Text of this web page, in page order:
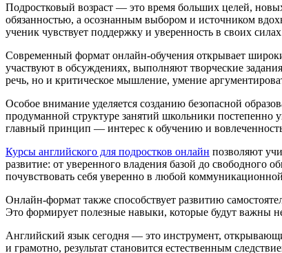
Подростковый возраст — это время больших целей,
обязанностью, а осознанным выбором и источником
ученик чувствует поддержку и уверенность в своих
Современный формат онлайн-обучения открывает
участвуют в обсуждениях, выполняют творческие
речь, но и критическое мышление, умение
Особое внимание уделяется созданию безопасной
продуманной структуре занятий школьники постепенно
главный принцип — интерес к обучению и
Курсы английского для подростков онлайн позволяют
развитие: от уверенного владения базой до свободного
почувствовать себя уверенно в любой
Онлайн-формат также способствует развитию
Это формирует полезные навыки, которые будут важны
Английский язык сегодня — это инструмент,
и грамотно, результат становится естественным